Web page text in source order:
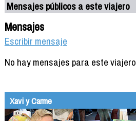
Mensajes públicos a este viajero
Mensajes
Escribir mensaje
No hay mensajes para este viajero
Xavi y Carme